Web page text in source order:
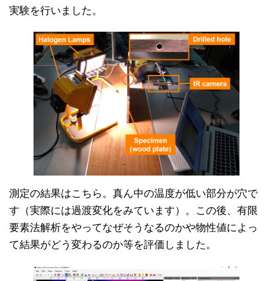
実験を行いました。
測定の結果はこちら。真ん中の温度が低い部分が穴で
す（実際には過渡変化をみています）。この後、有限
要素法解析をやってなぜそうなるのかや物性値によっ
て結果がどう変わるのか等を評価しました。